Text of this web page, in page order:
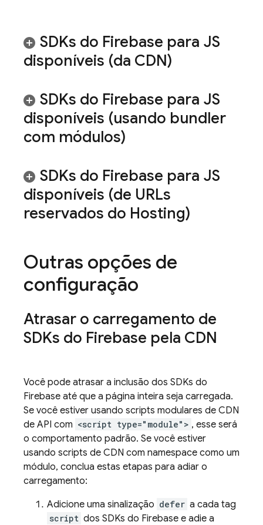
SDKs do Firebase para JS
disponíveis (da CDN)
SDKs do Firebase para JS
disponíveis (usando bundler
com módulos)
SDKs do Firebase para JS
disponíveis (de URLs
reservados do Hosting)
Outras opções de
configuração
Atrasar o carregamento de
SDKs do Firebase pela CDN
Você pode atrasar a inclusão dos SDKs do
Firebase até que a página inteira seja carregada.
Se você estiver usando scripts modulares de CDN
de API com <script type="module"> , esse será
o comportamento padrão. Se você estiver
usando scripts de CDN com namespace como um
módulo, conclua estas etapas para adiar o
carregamento:
Adicione uma sinalização defer a cada tag
script dos SDKs do Firebase e adie a